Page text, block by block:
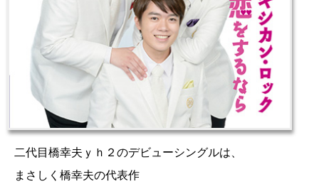
二代目橋幸夫ｙｈ２のデビューシングルは、
まさしく橋幸夫の代表作